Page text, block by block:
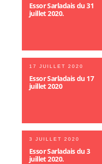
Essor Sarladais du 31
juillet 2020.
17 JUILLET 2020
Essor Sarladais du 17
juillet 2020
3 JUILLET 2020
Essor Sarladais du 3
juillet 2020.